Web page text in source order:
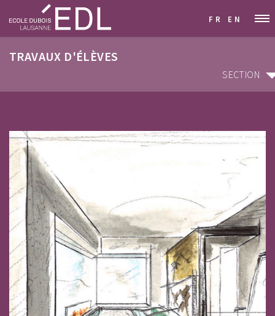
FR EN
TRAVAUX D'ÉLÈVES
SECTION
SECTION
GRAPHISME & COMMUNICATION VISUELLE
STYLISME & MODÉLISME
DESIGN INDUSTRIEL & MOBILIER